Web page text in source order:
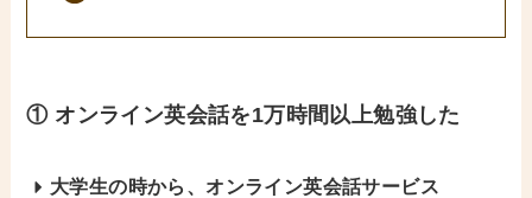
① オンライン英会話を1万時間以上勉強した
大学生の時から、オンライン英会話サービス